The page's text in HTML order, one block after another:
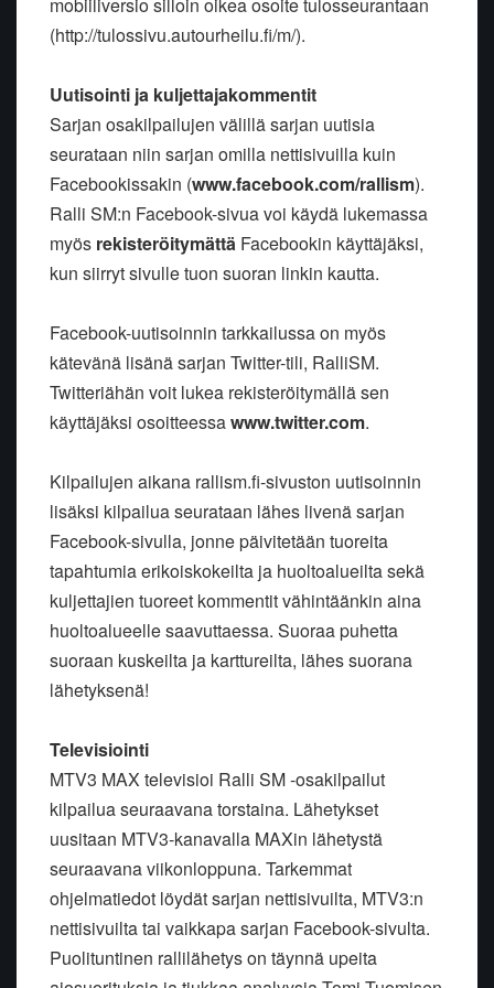
(http://tulossivu.autourheilu.fi/m/).
Uutisointi ja kuljettajakommentit
Sarjan osakilpailujen välillä sarjan uutisia
seurataan niin sarjan omilla nettisivuilla kuin
Facebookissakin (www.facebook.com/rallism).
Ralli SM:n Facebook-sivua voi käydä lukemassa
myös rekisteröitymättä Facebookin käyttäjäksi,
kun siirryt sivulle tuon suoran linkin kautta.
Facebook-uutisoinnin tarkkailussa on myös
kätevänä lisänä sarjan Twitter-tili, RalliSM.
Twitteriähän voit lukea rekisteröitymällä sen
käyttäjäksi osoitteessawww.twitter.com.
Kilpailujen aikana rallism.fi-sivuston uutisoinnin
lisäksi kilpailua seurataan lähes livenä sarjan
Facebook-sivulla, jonne päivitetään tuoreita
tapahtumia erikoiskokeilta ja huoltoalueilta sekä
kuljettajien tuoreet kommentit vähintäänkin aina
huoltoalueelle saavuttaessa. Suoraa puhetta
suoraan kuskeilta ja karttureilta, lähes suorana
lähetyksenä!
Televisiointi
MTV3 MAX televisioi Ralli SM -osakilpailut
kilpailua seuraavana torstaina. Lähetykset
uusitaan MTV3-kanavalla MAXin lähetystä
seuraavana viikonloppuna. Tarkemmat
ohjelmatiedot löydät sarjan nettisivuilta, MTV3:n
nettisivuilta tai vaikkapa sarjan Facebook-sivulta.
Puolituntinen rallilähetys on täynnä upeita